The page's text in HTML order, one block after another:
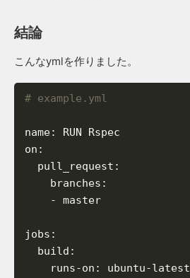
結論
こんなymlを作りました。
# example.yml
name: RUN
Rspec
on :
pull_request :
branches :
-
master
jobs :
build :
runs-on : ubuntu-latest